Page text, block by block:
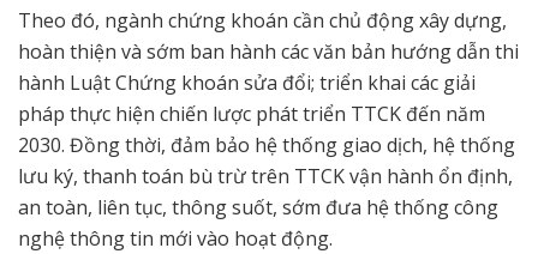
Theo đó, ngành chứng khoán cần chủ động xây dựng,
hoàn thiện và sớm ban hành các văn bản hướng dẫn thi
hành Luật Chứng khoán sửa đổi; triển khai các giải
pháp thực hiện chiến lược phát triển TTCK đến năm
2030. Đồng thời, đảm bảo hệ thống giao dịch, hệ thống
lưu ký, thanh toán bù trừ trên TTCK vận hành ổn định,
an toàn, liên tục, thông suốt, sớm đưa hệ thống công
nghệ thông tin mới vào hoạt động.